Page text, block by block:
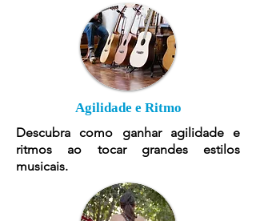
Agilidade e Ritmo
Descubra como ganhar agilidade e
ritmos ao tocar grandes estilos
musicais.